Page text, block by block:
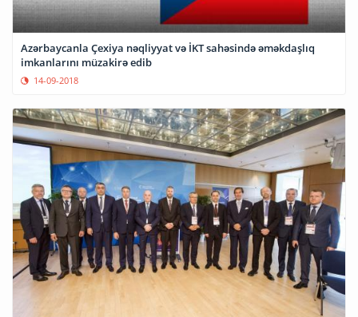
Azərbaycanla Çexiya nəqliyyat və İKT sahəsində əməkdaşlıq
imkanlarını müzakirə edib
14-09-2018